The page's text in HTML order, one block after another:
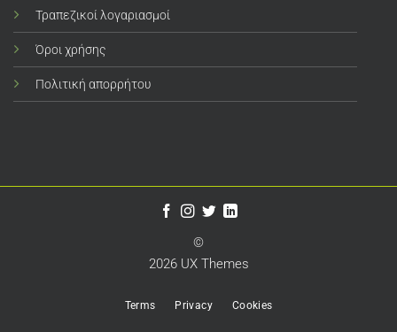
Τραπεζικοί λογαριασμοί
Όροι χρήσης
Πολιτική απορρήτου
©
2026 UX Themes
Terms Privacy Cookies